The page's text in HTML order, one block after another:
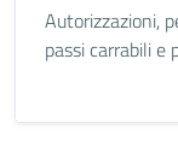
Autorizzazioni,
passi carrabili e